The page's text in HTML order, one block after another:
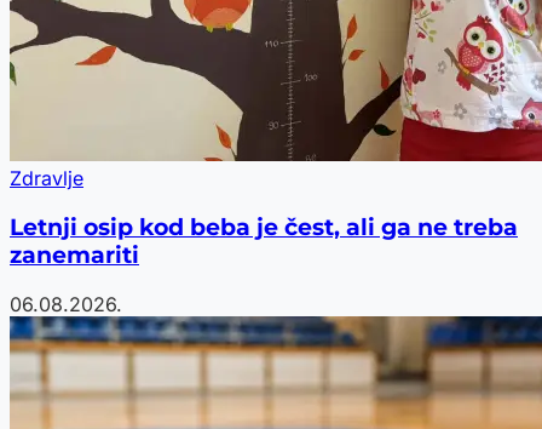
Zdravlje
Letnji osip kod beba je čest, ali ga ne treba
zanemariti
06.08.2026.